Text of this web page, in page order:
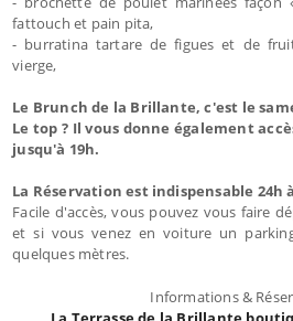
fattouch et pain pita,
- burratina tartare de figues et de
vierge,
Le Brunch de la Brillante, c'est le
Le top ? Il vous donne également
jusqu'à 19h.
La Réservation est indispensable 24h
Facile d'accès, vous pouvez vous faire
et si vous venez en voiture un
quelques mètres.
Informations &